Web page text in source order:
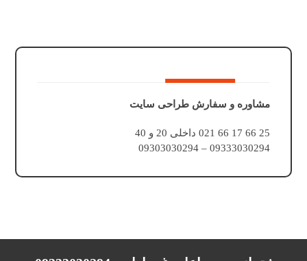
مشاوره و سفارش طراحی سایت
25 66 17 66 021 داخلی 20 و 40
09333030294 – 09303030294